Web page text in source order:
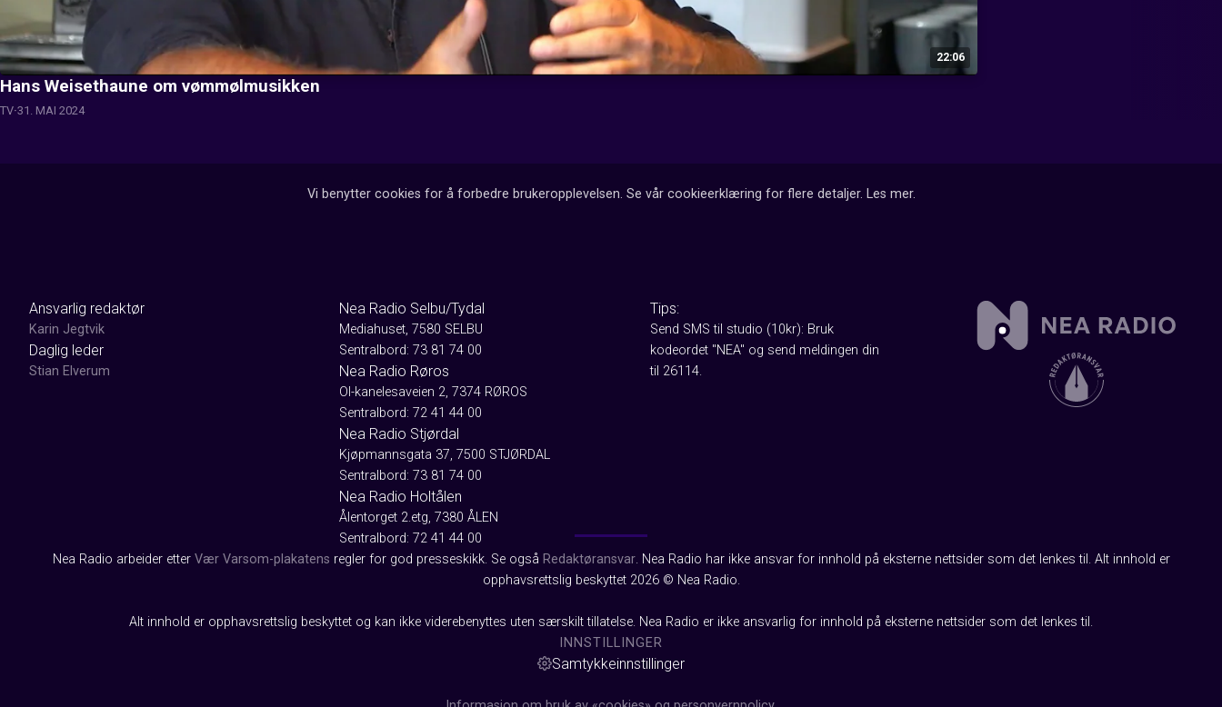
22:06
Hans Weisethaune om vømmølmusikken
TV 31. MAI 2024
Vi benytter cookies for å forbedre brukeropplevelsen. Se vår cookieerklæring for flere detaljer. Les mer.
Ansvarlig redaktør
Karin Jegtvik
Daglig leder
Stian Elverum
Nea Radio Selbu/Tydal
Mediahuset, 7580 SELBU
Sentralbord: 73 81 74 00
Nea Radio Røros
Ol-kanelesaveien 2, 7374 RØROS
Sentralbord: 72 41 44 00
Nea Radio Stjørdal
Kjøpmannsgata 37, 7500 STJØRDAL
Sentralbord: 73 81 74 00
Nea Radio Holtålen
Ålentorget 2.etg, 7380 ÅLEN
Sentralbord: 72 41 44 00
Tips:
Send SMS til studio (10kr): Bruk
kodeordet "NEA" og send meldingen din
til 26114.
Nea Radio arbeider etter Vær Varsom-plakatens regler for god presseskikk. Se også Redaktøransvar. Nea Radio har ikke ansvar for innhold på eksterne nettsider som det lenkes til. Alt innhold er
opphavsrettslig beskyttet 2026 © Nea Radio.
Alt innhold er opphavsrettslig beskyttet og kan ikke viderebenyttes uten særskilt tillatelse. Nea Radio er ikke ansvarlig for innhold på eksterne nettsider som det lenkes til.
INNSTILLINGER
Samtykkeinnstillinger